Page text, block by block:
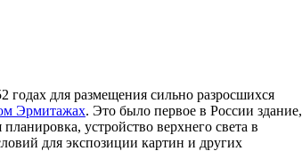
для размещения сильно разросшихся
Эрмитажах. Это было первое в России здание,
устройство верхнего света в
для экспозиции картин и других